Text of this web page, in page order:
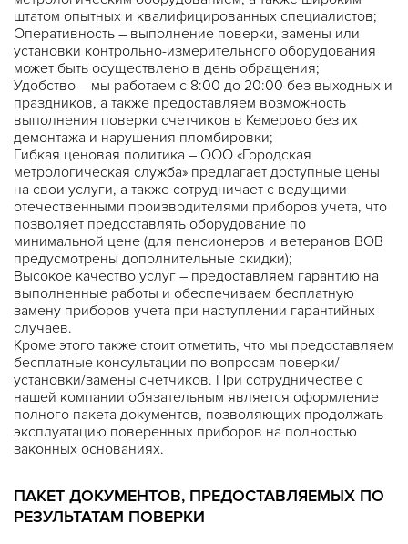
штатом опытных и квалифицированных специалистов;
Оперативность – выполнение поверки, замены или
установки контрольно-измерительного оборудования
может быть осуществлено в день обращения;
Удобство – мы работаем с 8:00 до 20:00 без выходных и
праздников, а также предоставляем возможность
выполнения поверки счетчиков в Кемерово без их
демонтажа и нарушения пломбировки;
Гибкая ценовая политика – ООО «Городская
метрологическая служба» предлагает доступные цены
на свои услуги, а также сотрудничает с ведущими
отечественными производителями приборов учета, что
позволяет предоставлять оборудование по
минимальной цене (для пенсионеров и ветеранов ВОВ
предусмотрены дополнительные скидки);
Высокое качество услуг – предоставляем гарантию на
выполненные работы и обеспечиваем бесплатную
замену приборов учета при наступлении гарантийных
случаев.
Кроме этого также стоит отметить, что мы предоставляем
бесплатные консультации по вопросам поверки/
установки/замены счетчиков. При сотрудничестве с
нашей компании обязательным является оформление
полного пакета документов, позволяющих продолжать
эксплуатацию поверенных приборов на полностью
законных основаниях.
ПАКЕТ ДОКУМЕНТОВ, ПРЕДОСТАВЛЯЕМЫХ ПО
РЕЗУЛЬТАТАМ ПОВЕРКИ